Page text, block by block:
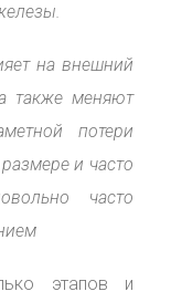
на внешний
также меняют
потери
и часто
часто
этапов и